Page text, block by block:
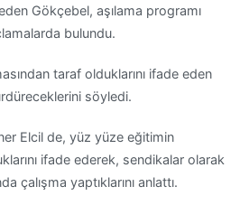
Gökçebel, aşılama programı
bulundu.
taraf olduklarını ifade eden
söyledi.
Elcil de, yüz yüze eğitimin
ifade ederek, sendikalar olarak
çalışma yaptıklarını anlattı.